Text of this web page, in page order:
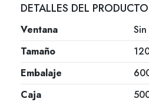
DETALLES DEL PRODUCTO
Ventana
Tamaño
Embalaje
Caja